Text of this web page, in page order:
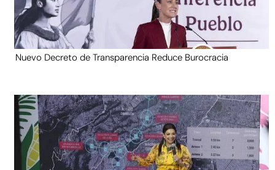
Nuevo Decreto de Transparencia Reduce Burocracia